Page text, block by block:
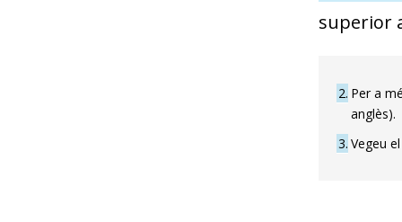
superior
2 Per a
anglès).
3 Vegeu